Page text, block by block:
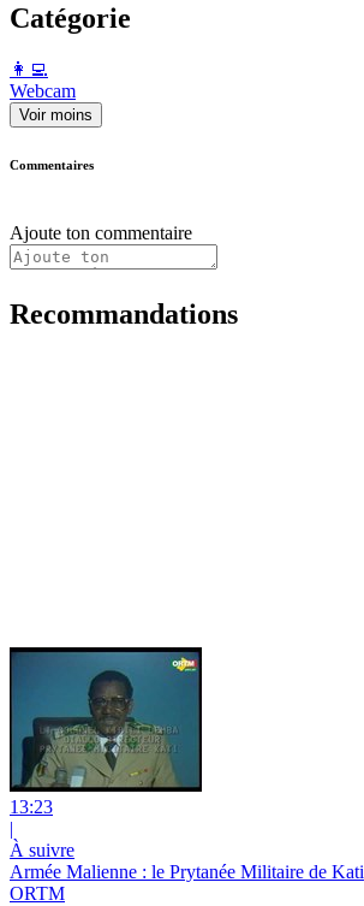
Catégorie
️👩‍💻️
Webcam
Voir moins
Commentaires
Ajoute ton commentaire
Recommandations
13:23
|
À suivre
Armée Malienne : le Prytanée Militaire de Kati
ORTM